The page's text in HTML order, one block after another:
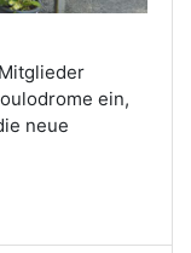
ein,
neue